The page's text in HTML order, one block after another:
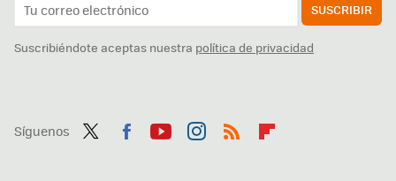
SUSCRIBIR
Suscribiéndote aceptas nuestra política de privacidad
Síguenos